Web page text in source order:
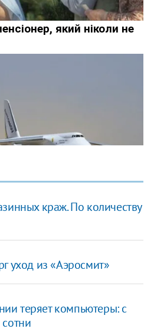
краж. По количеству
уход из «Аэросмит»
теряет компьютеры: с